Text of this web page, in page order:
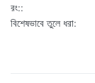
রং::
বিশেষভাবে তুলে ধরা: